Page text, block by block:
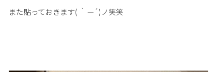
また貼っておきます( ｀ー´)ノ笑笑